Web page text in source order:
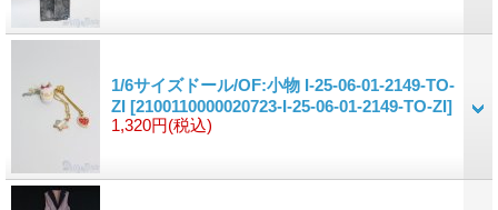
1/6サイズドール/OF:小物 I-25-06-01-2149-TO-
ZI [2100110000020723-I-25-06-01-2149-TO-ZI]
1,320円(税込)